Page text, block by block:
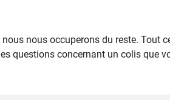
nous occuperons du reste. Tout
questions concernant un colis que